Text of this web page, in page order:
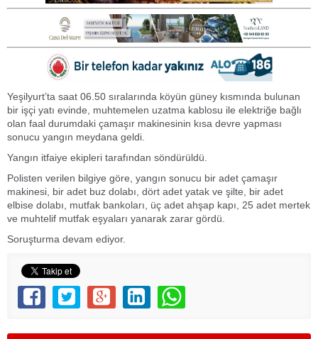
Yeşilyurt’ta saat 06.50 sıralarında köyün güney kısmında bulunan
bir işçi yatı evinde, muhtemelen uzatma kablosu ile elektriğe bağlı
olan faal durumdaki çamaşır makinesinin kısa devre yapması
sonucu yangın meydana geldi.
Yangın itfaiye ekipleri tarafından söndürüldü.
Polisten verilen bilgiye göre, yangın sonucu bir adet çamaşır
makinesi, bir adet buz dolabı, dört adet yatak ve şilte, bir adet
elbise dolabı, mutfak bankoları, üç adet ahşap kapı, 25 adet mertek
ve muhtelif mutfak eşyaları yanarak zarar gördü.
Soruşturma devam ediyor.